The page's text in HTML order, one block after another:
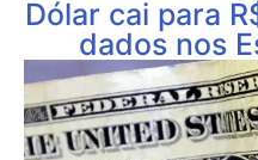
Dólar cai para
dados nos